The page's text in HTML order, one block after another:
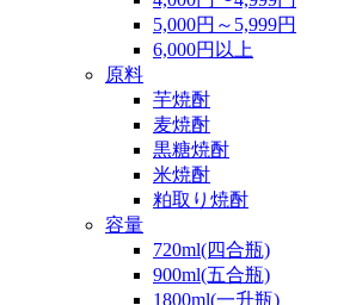
5,000円～5,999円
6,000円以上
原料
芋焼酎
麦焼酎
黒糖焼酎
米焼酎
粕取り焼酎
容量
720ml(四合瓶)
900ml(五合瓶)
1800ml(一升瓶)